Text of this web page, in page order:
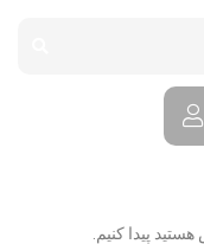
پیدا کنیم.